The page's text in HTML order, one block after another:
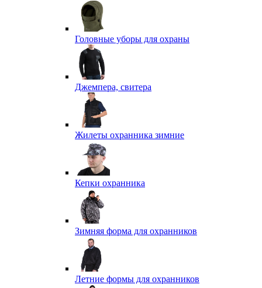
Головные уборы для охраны
Джемпера, свитера
Жилеты охранника зимние
Кепки охранника
Зимняя форма для охранников
Летние формы для охранников